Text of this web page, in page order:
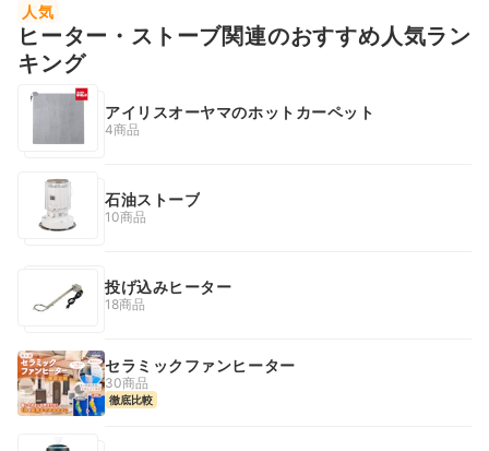
人気
ヒーター・ストーブ関連のおすすめ人気ラン
キング
アイリスオーヤマのホットカーペット
4商品
石油ストーブ
10商品
投げ込みヒーター
18商品
セラミックファンヒーター
30商品
徹底比較